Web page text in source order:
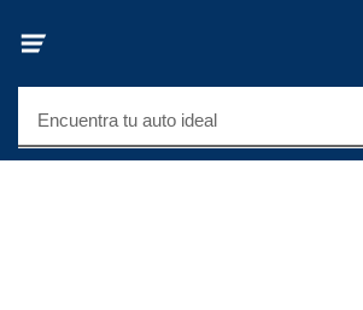
Encuentra tu auto ideal